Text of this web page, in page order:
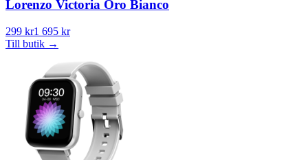
Lorenzo Victoria Oro Bianco
299 kr1 695 kr
Till butik →